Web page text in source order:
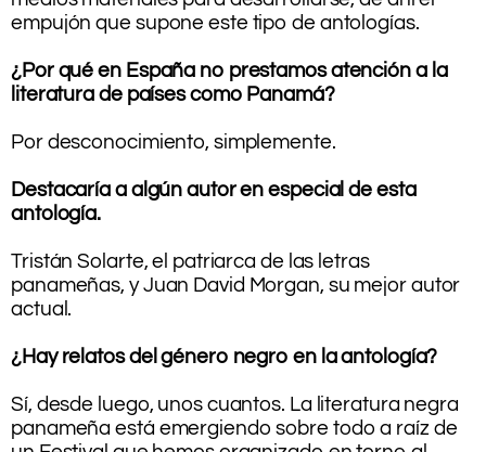
empujón que supone este tipo de antologías.
¿Por qué en España no prestamos atención a la
literatura de países como Panamá?
Por desconocimiento, simplemente.
Destacaría a algún autor en especial de esta
antología.
Tristán Solarte, el patriarca de las letras
panameñas, y Juan David Morgan, su mejor autor
actual.
¿Hay relatos del género negro en la antología?
Sí, desde luego, unos cuantos. La literatura negra
panameña está emergiendo sobre todo a raíz de